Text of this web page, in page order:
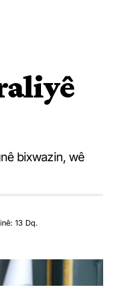
bixwazin, wê
13 Dq.